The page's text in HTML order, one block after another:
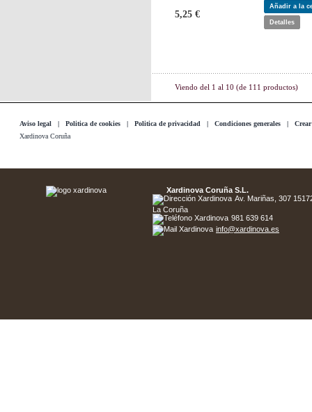
5,25 €
Añadir a la
Detalles
Viendo del 1 al 10 (de 111 productos)
Aviso legal | Politica de cookies | Politica de privacidad | Condiciones generales |
Xardinova Coruña
Xardinova Coruña S.L.
Av. Mariñas, 307
La Coruña
981 639 614
info@xardinova.es